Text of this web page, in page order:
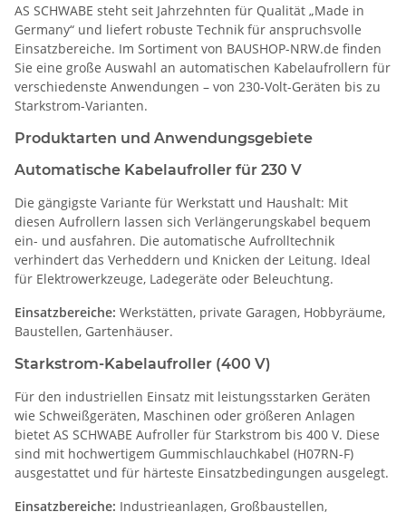
AS SCHWABE steht seit Jahrzehnten für Qualität „Made in
Germany“ und liefert robuste Technik für anspruchsvolle
Einsatzbereiche. Im Sortiment von BAUSHOP-NRW.de finden
Sie eine große Auswahl an automatischen Kabelaufrollern für
verschiedenste Anwendungen – von 230-Volt-Geräten bis zu
Starkstrom-Varianten.
Produktarten und Anwendungsgebiete
Automatische Kabelaufroller für 230 V
Die gängigste Variante für Werkstatt und Haushalt: Mit
diesen Aufrollern lassen sich Verlängerungskabel bequem
ein- und ausfahren. Die automatische Aufrolltechnik
verhindert das Verheddern und Knicken der Leitung. Ideal
für Elektrowerkzeuge, Ladegeräte oder Beleuchtung.
Einsatzbereiche: Werkstätten, private Garagen, Hobbyräume,
Baustellen, Gartenhäuser.
Starkstrom-Kabelaufroller (400 V)
Für den industriellen Einsatz mit leistungsstarken Geräten
wie Schweißgeräten, Maschinen oder größeren Anlagen
bietet AS SCHWABE Aufroller für Starkstrom bis 400 V. Diese
sind mit hochwertigem Gummischlauchkabel (H07RN-F)
ausgestattet und für härteste Einsatzbedingungen ausgelegt.
Einsatzbereiche: Industrieanlagen, Großbaustellen,